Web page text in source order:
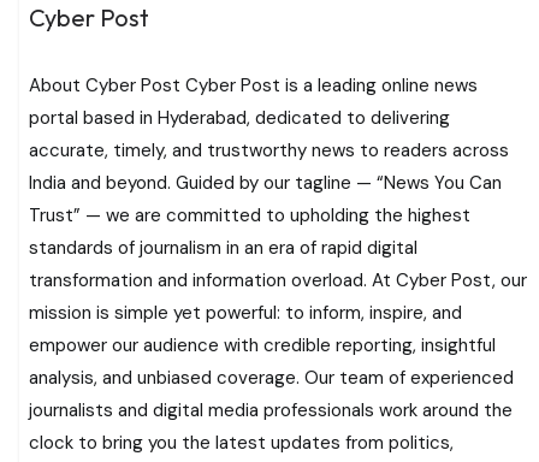
Cyber Post
About Cyber Post Cyber Post is a leading online news
portal based in Hyderabad, dedicated to delivering
accurate, timely, and trustworthy news to readers across
India and beyond. Guided by our tagline — “News You Can
Trust” — we are committed to upholding the highest
standards of journalism in an era of rapid digital
transformation and information overload. At Cyber Post, our
mission is simple yet powerful: to inform, inspire, and
empower our audience with credible reporting, insightful
analysis, and unbiased coverage. Our team of experienced
journalists and digital media professionals work around the
clock to bring you the latest updates from politics,